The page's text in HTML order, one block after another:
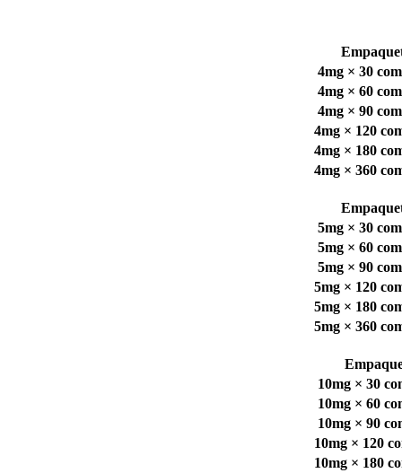
4mg × 30
4mg × 60
4mg × 90
4mg × 120
4mg × 180
4mg × 360
5mg × 30
5mg × 60
5mg × 90
5mg × 120
5mg × 180
5mg × 360
10mg × 30
10mg × 60
10mg × 90
10mg × 120
10mg × 180